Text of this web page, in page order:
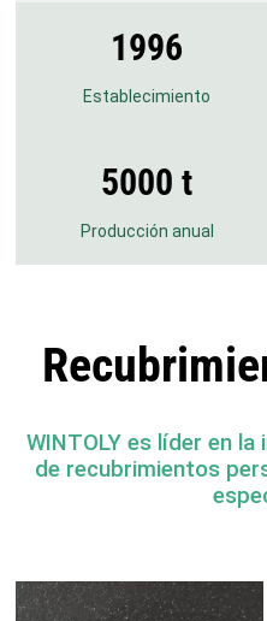
1996
Establecimiento
5000 t
Producción anual
WINTOLY es líder en
de recubrimientos